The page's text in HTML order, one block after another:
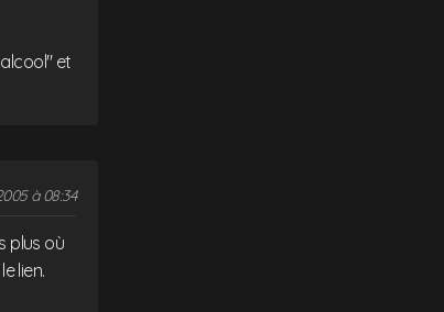
et
à 08:34
plus où
lien.